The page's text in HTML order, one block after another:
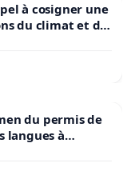
à cosigner une
du climat et de
du permis de
langues à